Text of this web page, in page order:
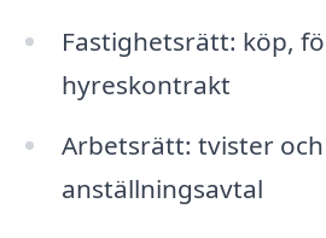
Fastighetsrätt: köp,
hyreskontrakt
Arbetsrätt: tvister och
anställningsavtal